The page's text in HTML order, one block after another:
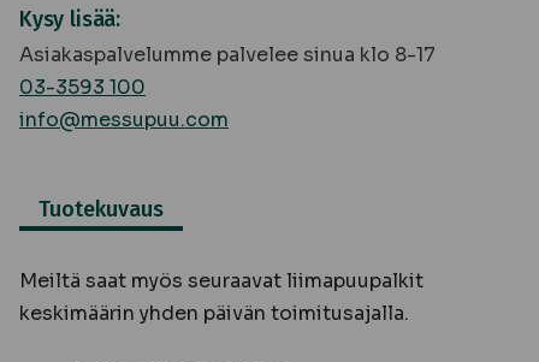
Kysy lisää:
Asiakaspalvelumme palvelee sinua klo 8-17
03-3593 100
info@messupuu.com
Tuotekuvaus
Meiltä saat myös seuraavat liimapuupalkit
keskimäärin yhden päivän toimitusajalla.